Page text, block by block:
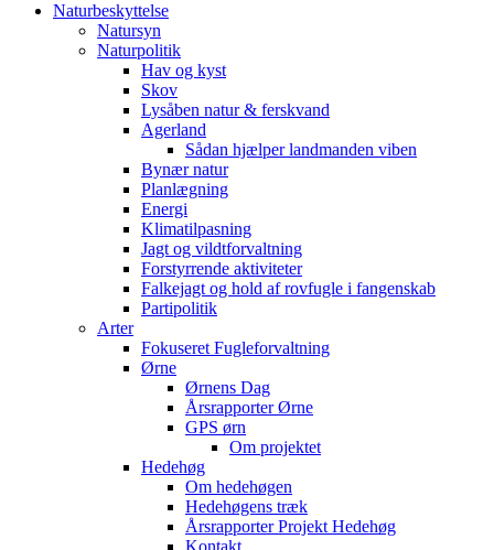
Naturbeskyttelse
Natursyn
Naturpolitik
Hav og kyst
Skov
Lysåben natur & ferskvand
Agerland
Sådan hjælper landmanden viben
Bynær natur
Planlægning
Energi
Klimatilpasning
Jagt og vildtforvaltning
Forstyrrende aktiviteter
Falkejagt og hold af rovfugle i fangenskab
Partipolitik
Arter
Fokuseret Fugleforvaltning
Ørne
Ørnens Dag
Årsrapporter Ørne
GPS ørn
Om projektet
Hedehøg
Om hedehøgen
Hedehøgens træk
Årsrapporter Projekt Hedehøg
Kontakt